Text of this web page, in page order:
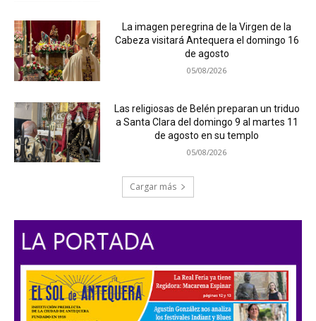
La imagen peregrina de la Virgen de la
Cabeza visitará Antequera el domingo 16
de agosto
05/08/2026
Las religiosas de Belén preparan un triduo
a Santa Clara del domingo 9 al martes 11
de agosto en su templo
05/08/2026
Cargar más